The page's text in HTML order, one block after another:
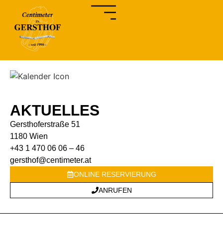
AKTUELLES
Gersthoferstraße 51
1180 Wien
+43 1 470 06 06 – 46
gersthof@centimeter.at
ONLINE RESERVIERUNG
ANRUFEN